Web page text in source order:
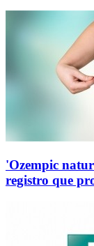
'Ozempic
registro que